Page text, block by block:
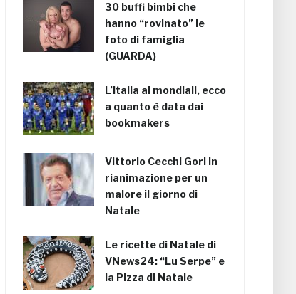
30 buffi bimbi che
hanno “rovinato” le
foto di famiglia
(GUARDA)
L’Italia ai mondiali, ecco
a quanto è data dai
bookmakers
Vittorio Cecchi Gori in
rianimazione per un
malore il giorno di
Natale
Le ricette di Natale di
VNews24: “Lu Serpe” e
la Pizza di Natale